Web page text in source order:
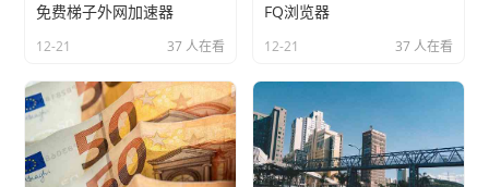
免费梯子外网加速器
12-21 37 人在看
FQ浏览器
12-21 37 人在看